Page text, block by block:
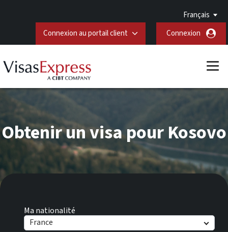
Français
Connexion au portail client
Connexion
Ma nationalité
France
Obtenir un visa pour Kosovo